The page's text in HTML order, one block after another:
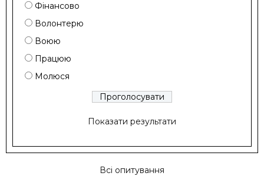
Фінансово
Волонтерю
Воюю
Працюю
Молюся
Показати результати
Всі опитування